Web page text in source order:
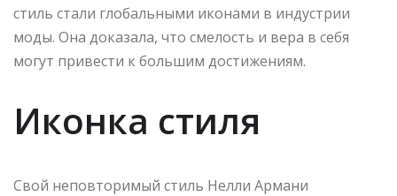
стиль стали глобальными иконами в индустрии
моды. Она доказала, что смелость и вера в себя
могут привести к большим достижениям.
Иконка стиля
Свой неповторимый стиль Нелли Армани